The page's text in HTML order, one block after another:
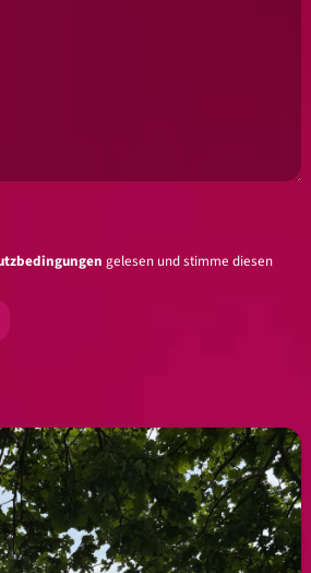
gelesen und stimme diesen